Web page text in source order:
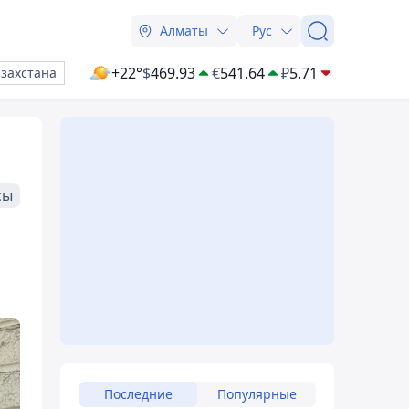
Алматы Рус
+22°$469.93 €541.64 ₽5.71
Последние Популярные